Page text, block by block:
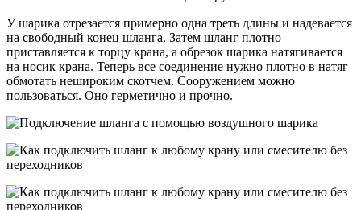
У шарика отрезается примерно одна треть длины и надевается
на свободный конец шланга. Затем шланг плотно
приставляется к торцу крана, а обрезок шарика натягивается
на носик крана. Теперь все соединение нужно плотно в натяг
обмотать нешироким скотчем. Сооружением можно
пользоваться. Оно герметично и прочно.